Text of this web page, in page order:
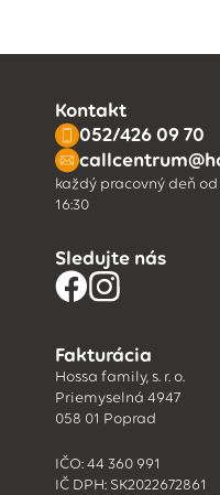
Kontakt
052/426 09 70
každý pracovný deň od
16:30
Sledujte nás
Fakturácia
Hossa family, s. r. o.
Priemyselná 4947
058 01 Poprad
IČO: 44 360 991
IČ DPH: SK2022672861